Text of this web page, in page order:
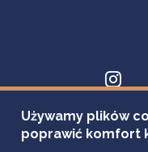
Używamy plików
poprawić komfort